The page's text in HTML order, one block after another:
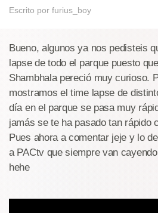
Escrito por furius_boy
Bueno, algunos ya nos pedisteis
lapse de todo el parque puesto
Shambhala pereció muy curioso.
mostramos el time lapse de
día en el parque se pasa muy
jamás se te ha pasado tan rápido
Pues ahora a comentar jeje y lo
a PACtv que siempre van
hehe